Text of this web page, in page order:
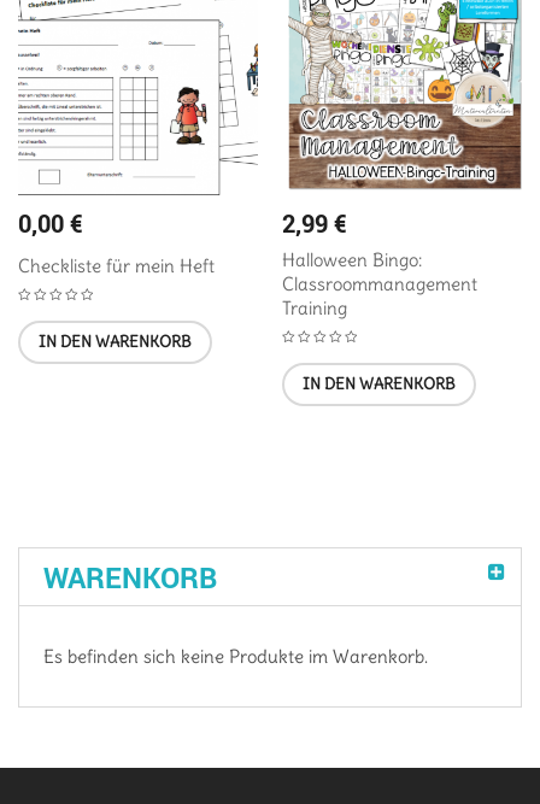
0,00€
Checkliste für mein Heft
IN DEN WARENKORB
2,99€
Halloween Bingo:
Classroommanagement
Training
IN DEN WARENKORB
WARENKORB
Es befinden sich keine Produkte im Warenkorb.